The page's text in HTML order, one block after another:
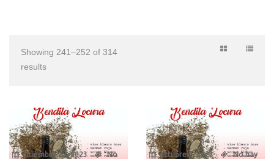
Showing 241–252 of 314
results
diciembre 22, 2023
No
octubre 7, 2023
No hay